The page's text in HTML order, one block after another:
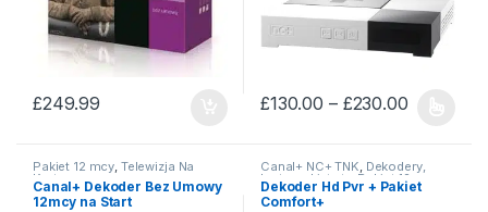
£249.99 £130.00 – £230.00Price
Pakiet 12 mcy, Telewizja Na
Kartę
Canal+ Dekoder Bez Umowy
12mcy na Start
Canal+ NC+ TNK, Dekodery,
karty, pakiety tv Pakiet 12 mcy
Telewizja Na Kartę
Dekoder Hd Pvr + Pakiet
Comfort+